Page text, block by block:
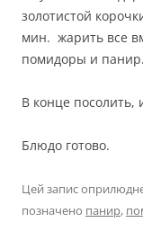
золотистой
мин. жарить все
помидоры и панир.
В конце посолить,
Блюдо готово.
Цей запис
позначено панир,